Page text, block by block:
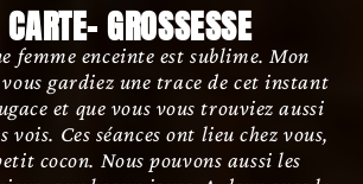
GROSSESSE
femme enceinte est sublime. Mon
gardiez une trace de cet instant
et que vous vous trouviez aussi
vois. Ces séances ont lieu chez vous,
cocon. Nous pouvons aussi les